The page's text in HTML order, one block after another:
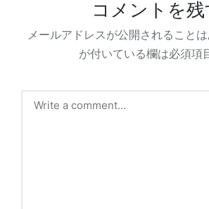
コメントを残
メールアドレスが公開されることは
が付いている欄は必須項